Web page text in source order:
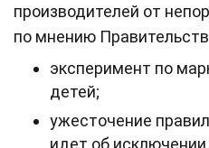
производителей от
по мнению
эксперимент по
детей;
ужесточение
идет об